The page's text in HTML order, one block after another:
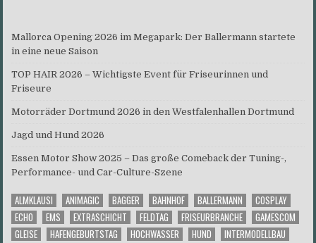
Mallorca Opening 2026 im Megapark: Der Ballermann startete
in eine neue Saison
TOP HAIR 2026 – Wichtigste Event für Friseurinnen und
Friseure
Motorräder Dortmund 2026 in den Westfalenhallen Dortmund
Jagd und Hund 2026
Essen Motor Show 2025 – Das große Comeback der Tuning-,
Performance- und Car-Culture-Szene
ALMKLAUSI ANIMAGIC BAGGER BAHNHOF BALLERMANN
COSPLAY
ECHO
EMS EXTRASCHICHT FELDTAG FRISEURBRANCHE
GAMESCOM
GLEISE
HAFENGEBURTSTAG HOCHWASSER HUND
INTERMODELLBAU